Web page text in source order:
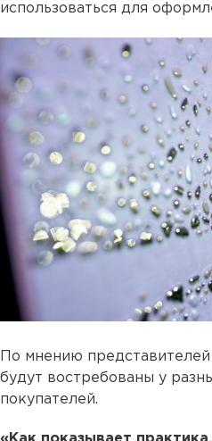
использоваться для
По мнению
будут востребованы у
покупателей.